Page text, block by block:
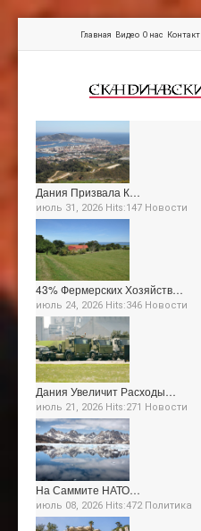
Главная Видео О нас Контакт
Дания Призвала К…
июль 31, 2026 Hits:147 Новости
43% Фермерских Хозяйств…
июль 24, 2026 Hits:346 Новости
Дания Увеличит Расходы…
июль 21, 2026 Hits:271 Новости
На Саммите НАТО…
июль 08, 2026 Hits:472 Политика